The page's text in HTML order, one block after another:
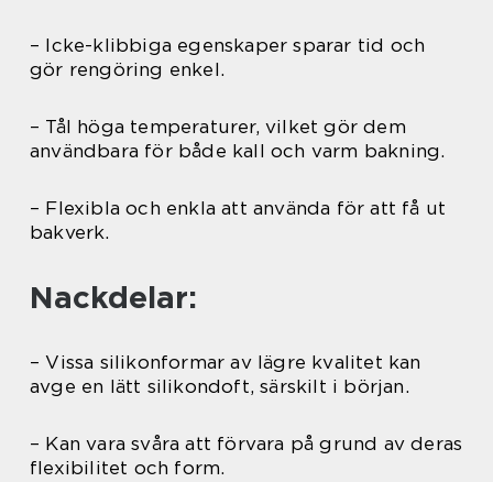
– Icke-klibbiga egenskaper sparar tid och
gör rengöring enkel.
– Tål höga temperaturer, vilket gör dem
användbara för både kall och varm bakning.
– Flexibla och enkla att använda för att få ut
bakverk.
Nackdelar:
– Vissa silikonformar av lägre kvalitet kan
avge en lätt silikondoft, särskilt i början.
– Kan vara svåra att förvara på grund av deras
flexibilitet och form.